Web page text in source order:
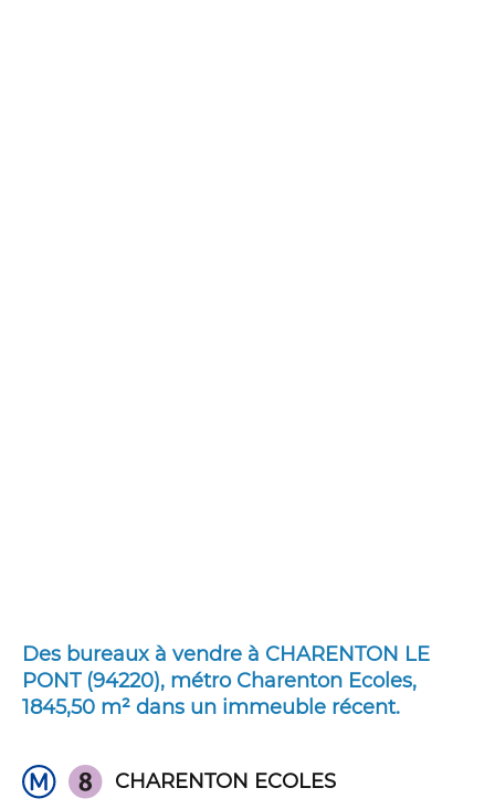
Des bureaux à vendre à CHARENTON LE
PONT (94220), métro Charenton Ecoles,
1845,50 m² dans un immeuble récent.
CHARENTON ECOLES